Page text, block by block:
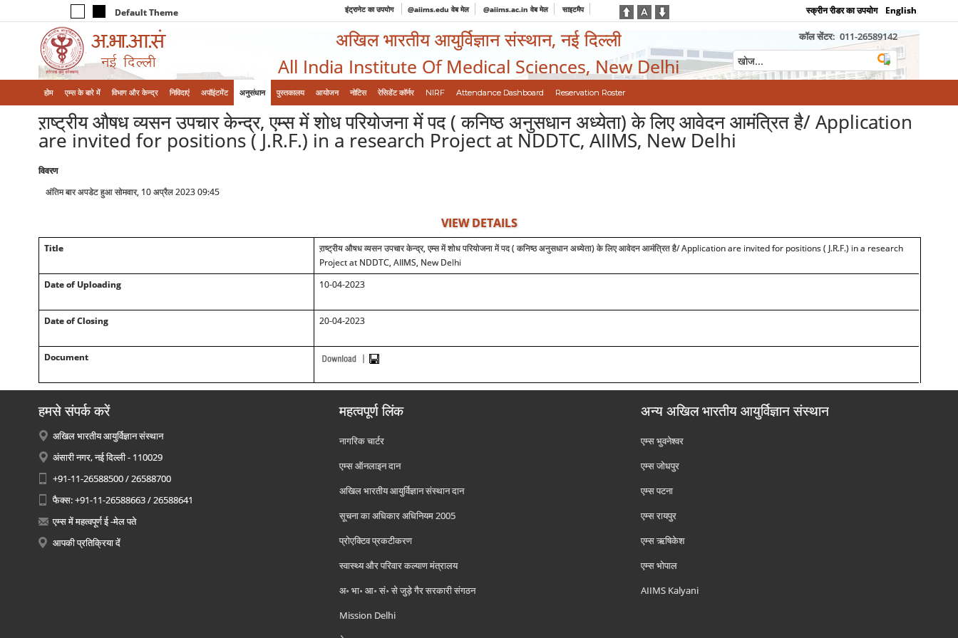
Default Theme इंट्रानेट का उपयोग @aiims.edu वेब मेल @aiims.ac.in वेब मेल साइटमैप स्क्रीन रीडर का उपयोग English
अखिल भारतीय आयुर्विज्ञान संस्थान, नई दिल्ली
All India Institute Of Medical Sciences, New Delhi
कॉल सेंटर: 011-26589142
होम एम्‍स के बारे में विभाग और केन्‍द्र निविदाएं अपॉइंटमेंट अनुसंधान पुस्तकालय आयोजन नोटिस रेसिडेंट कॉर्नर NIRF Attendance Dashboard Reservation Roster
ऱाष्ट्रीय औषध व्यसन उपचार केन्द्र, एम्स में शोध परियोजना में पद ( कनिष्ठ अनुसधान अध्येता) के लिए आवेदन आमंत्रित है/ Application
are invited for positions ( J.R.F.) in a research Project at NDDTC, AIIMS, New Delhi
विवरण
अंतिम बार अपडेट हुआ सोमवार, 10 अप्रैल 2023 09:45
VIEW DETAILS
Title ऱाष्ट्रीय औषध व्यसन उपचार केन्द्र, एम्स में शोध परियोजना में पद ( कनिष्ठ अनुसधान अध्येता) के लिए आवेदन आमंत्रित है/ Application are invited for positions ( J.R.F.) in a research
Project at NDDTC, AIIMS, New Delhi
Date of Uploading
10-04-2023
Date of Closing 20-04-2023
Document
हमसे संपर्क करें
अखिल भारतीय आयुर्विज्ञान संस्थान
अंसारी नगर, नई दिल्ली - 110029
+91-11-26588500 / 26588700
फैक्स: +91-11-26588663 / 26588641
एम्स में महत्वपूर्ण ई -मेल पते
आपकी प्रतिक्रिया दें
महत्वपूर्ण लिंक
नागरिक चार्टर
एम्स ऑनलाइन दान
अखिल भारतीय आयुर्विज्ञान संस्थान दान
सूचना का अधिकार अधिनियम 2005
प्रोएक्टिव प्रकटीकरण
स्वास्थ्य और परिवार कल्याण मंत्रालय
अ॰ भा॰ आ॰ सं॰ से जुड़े गैर सरकारी संगठन
Mission Delhi
अन्य अखिल भारतीय आयुर्विज्ञान संस्थान
एम्‍स भुवनेश्वर
एम्‍स जोधपुर
एम्‍स पटना
एम्‍स रायपुर
एम्‍स ऋषिकेश
एम्‍स भोपाल
AIIMS Kalyani